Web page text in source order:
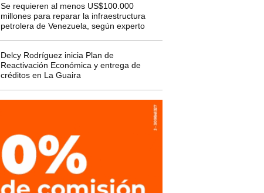
Se requieren al menos US$100.000
millones para reparar la infraestructura
petrolera de Venezuela, según experto
Delcy Rodríguez inicia Plan de
Reactivación Económica y entrega de
créditos en La Guaira